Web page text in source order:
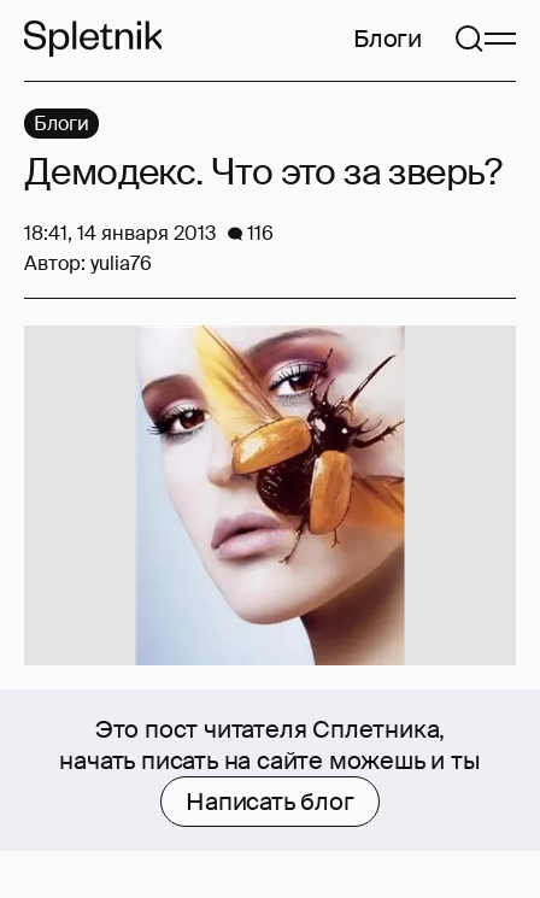
Блоги
Это пост читателя Сплетника,
начать писать на сайте можешь и ты
Написать блог
Блоги
Демодекс. Что это за зверь?
18:41, 14 января 2013
116
Автор: yulia76